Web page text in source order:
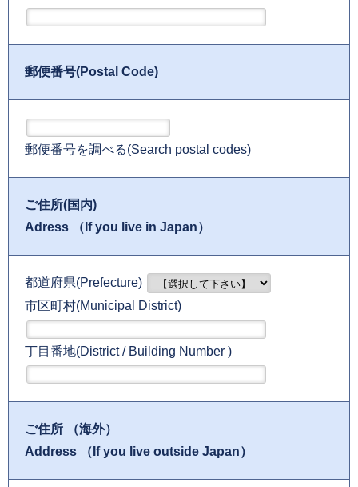
郵便番号(Postal Code)
郵便番号を調べる(Search postal codes)
ご住所(国内)
Adress （If you live in Japan）
都道府県(Prefecture)
市区町村(Municipal District)
丁目番地(District / Building Number )
ご住所 （海外）
Address （If you live outside Japan）